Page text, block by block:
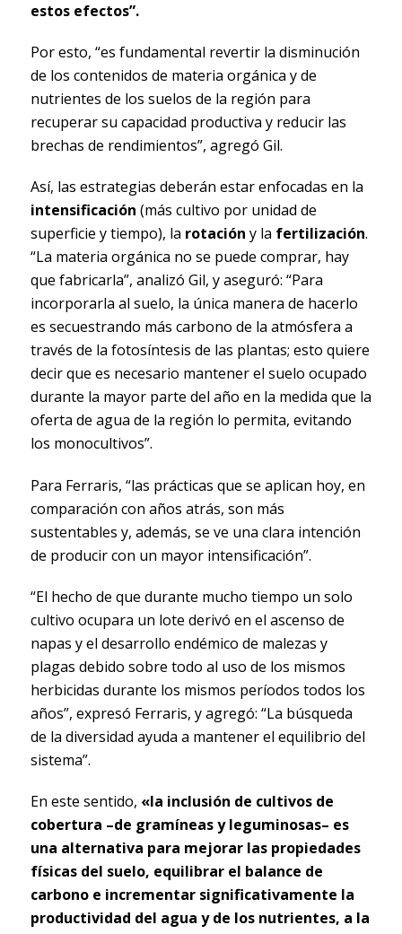
estos efectos”.
Por esto, “es fundamental revertir la disminución
de los contenidos de materia orgánica y de
nutrientes de los suelos de la región para
recuperar su capacidad productiva y reducir las
brechas de rendimientos”, agregó Gil.
Así, las estrategias deberán estar enfocadas en la
intensificación (más cultivo por unidad de
superficie y tiempo), la rotación y la fertilización.
“La materia orgánica no se puede comprar, hay
que fabricarla”, analizó Gil, y aseguró: “Para
incorporarla al suelo, la única manera de hacerlo
es secuestrando más carbono de la atmósfera a
través de la fotosíntesis de las plantas; esto quiere
decir que es necesario mantener el suelo ocupado
durante la mayor parte del año en la medida que la
oferta de agua de la región lo permita, evitando
los monocultivos”.
Para Ferraris, “las prácticas que se aplican hoy, en
comparación con años atrás, son más
sustentables y, además, se ve una clara intención
de producir con un mayor intensificación”.
“El hecho de que durante mucho tiempo un solo
cultivo ocupara un lote derivó en el ascenso de
napas y el desarrollo endémico de malezas y
plagas debido sobre todo al uso de los mismos
herbicidas durante los mismos períodos todos los
años”, expresó Ferraris, y agregó: “La búsqueda
de la diversidad ayuda a mantener el equilibrio del
sistema”.
En este sentido, «la inclusión de cultivos de
cobertura –de gramíneas y leguminosas– es
una alternativa para mejorar las propiedades
físicas del suelo, equilibrar el balance de
carbono e incrementar significativamente la
productividad del agua y de los nutrientes, a la